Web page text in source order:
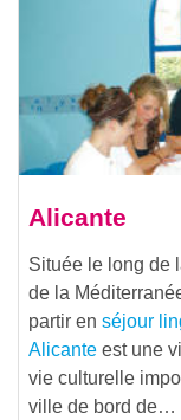
Alicante
Située le long de
de la
partir en séjour
Alicante est une
vie culturelle
ville de bord de…